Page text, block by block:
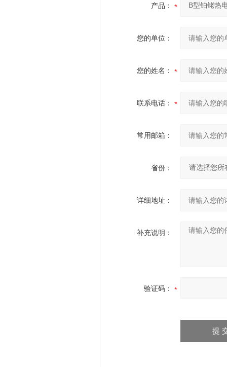
产品：
您的单位：
您的姓名：
联系电话：
常用邮箱：
省份：
详细地址：
补充说明：
验证码：